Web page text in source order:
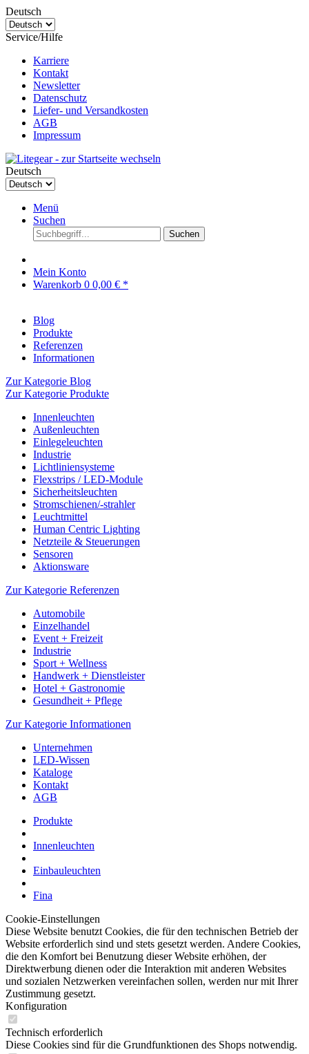
Deutsch
Service/Hilfe
Karriere
Kontakt
Newsletter
Datenschutz
Liefer- und Versandkosten
AGB
Impressum
Deutsch
Menü
Suchen
Suchen
Mein Konto
Warenkorb 0 0,00 € *
Blog
Produkte
Referenzen
Informationen
Zur Kategorie Blog
Zur Kategorie Produkte
Innenleuchten
Außenleuchten
Einlegeleuchten
Industrie
Lichtliniensysteme
Flexstrips / LED-Module
Sicherheitsleuchten
Stromschienen/-strahler
Leuchtmittel
Human Centric Lighting
Netzteile & Steuerungen
Sensoren
Aktionsware
Zur Kategorie Referenzen
Automobile
Einzelhandel
Event + Freizeit
Industrie
Sport + Wellness
Handwerk + Dienstleister
Hotel + Gastronomie
Gesundheit + Pflege
Zur Kategorie Informationen
Unternehmen
LED-Wissen
Kataloge
Kontakt
AGB
Produkte
Innenleuchten
Einbauleuchten
Fina
Cookie-Einstellungen
Diese Website benutzt Cookies, die für den technischen Betrieb der
Website erforderlich sind und stets gesetzt werden. Andere Cookies,
die den Komfort bei Benutzung dieser Website erhöhen, der
Direktwerbung dienen oder die Interaktion mit anderen Websites
und sozialen Netzwerken vereinfachen sollen, werden nur mit Ihrer
Zustimmung gesetzt.
Konfiguration
Technisch erforderlich
Diese Cookies sind für die Grundfunktionen des Shops notwendig.